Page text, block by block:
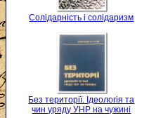
Солідарність і солідаризм
Без території. Ідеологія та
чин уряду УНР на чужині